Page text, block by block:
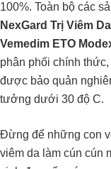
100%. Toàn bộ các
NexGard Trị Viêm
Vemedim ETO
phân phối chính
được bảo quản
tưởng dưới 30 độ C.
Đừng để những con
viêm da làm cún cún